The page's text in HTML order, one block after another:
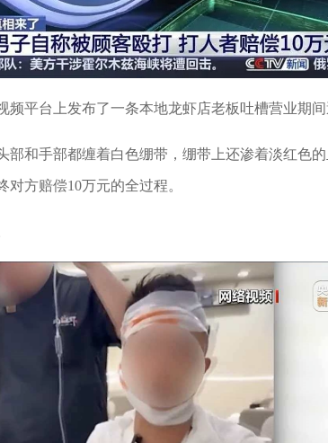
频平台上发布了一条本地龙虾店老板吐槽营业期
部和手部都缠着白色绷带，绷带上还渗着淡红色
方赔偿10万元的全过程。